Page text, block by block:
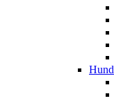
Hund